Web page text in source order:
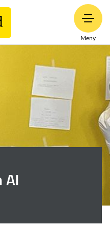
Meny
AI